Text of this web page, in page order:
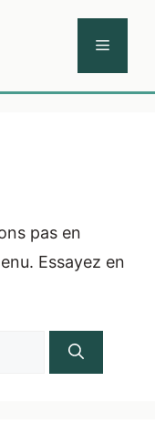
Menu
pas en
Essayez en